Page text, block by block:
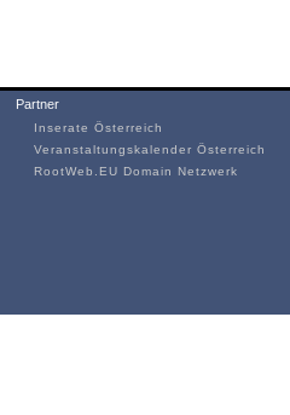
Partner
Inserate Österreich
Veranstaltungskalender Österreich
RootWeb.EU Domain Netzwerk